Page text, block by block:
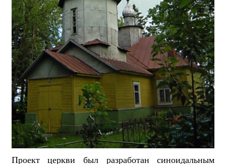
Проект церкви был разработан синоидальным